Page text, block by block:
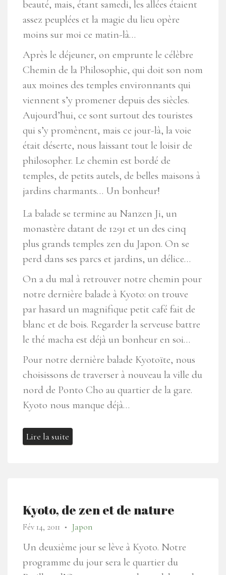
beauté, mais, étant samedi, les allées étaient
assez peuplées et la magie du lieu opère
moins sur moi ce matin-là…
Après le déjeuner, on emprunte le célèbre
Chemin de la Philosophie, qui doit son nom
aux moines des temples environnants qui
viennent s’y promener depuis des siècles.
Aujourd’hui, ce sont surtout des touristes
qui s’y promènent, mais ce jour-là, la voie
était déserte, nous laissant tout le loisir de
philosopher. Le chemin est bordé de
temples, de petits autels, de belles maisons à
jardins charmants… Un bonheur!
La balade se termine au Nanzen Ji, un
monastère datant de 1291 et un des cinq
plus grands temples zen du Japon. On se
perd dans ses parcs et jardins, un délice…
On a du mal à retrouver notre chemin pour
notre dernière balade à Kyoto: on trouve
par hasard un magnifique petit café fait de
blanc et de bois. Regarder la serveuse battre
le thé macha est déjà un bonheur en soi…
Pour notre dernière balade Kyotoïte, nous
choisissons de traverser à nouveau la ville du
nord de Ponto Cho au quartier de la gare.
Kyoto nous manque déjà…
Lire la suite
Kyoto, de zen et de nature
Fév 14, 2011 ● Japon
Un deuxième jour se lève à Kyoto. Notre
programme du jour sera le quartier du